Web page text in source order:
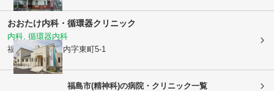
おおたけ内科・循環器クリニック
内科, 循環器内科
福島県福島市本内字東町5-1
福島市(精神科)の病院・クリニック一覧